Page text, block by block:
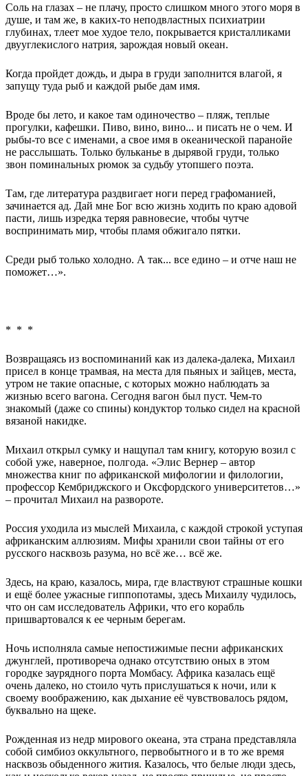
Соль на глазах – не плачу, просто слишком много этого моря в
душе, и там же, в каких-то неподвластных психиатрии
глубинах, тлеет мое худое тело, покрывается кристалликами
двууглекислого натрия, зарождая новый океан.
Когда пройдет дождь, и дыра в груди заполнится влагой, я
запущу туда рыб и каждой рыбе дам имя.
Вроде бы лето, и какое там одиночество – пляж, теплые
прогулки, кафешки. Пиво, вино, вино... и писать не о чем. И
рыбы-то все с именами, а свое имя в океанической паранойе
не расслышать. Только бульканье в дырявой груди, только
звон поминальных рюмок за судьбу утопшего поэта.
Там, где литература раздвигает ноги перед графоманией,
зачинается ад. Дай мне Бог всю жизнь ходить по краю адовой
пасти, лишь изредка теряя равновесие, чтобы чутче
воспринимать мир, чтобы пламя обжигало пятки.
Среди рыб только холодно. А так... все едино – и отче наш не
поможет…».
* * *
Возвращаясь из воспоминаний как из далека-далека, Михаил
присел в конце трамвая, на места для пьяных и зайцев, места,
утром не такие опасные, с которых можно наблюдать за
жизнью всего вагона. Сегодня вагон был пуст. Чем-то
знакомый (даже со спины) кондуктор только сидел на красной
вязаной накидке.
Михаил открыл сумку и нащупал там книгу, которую возил с
собой уже, наверное, полгода. «Элис Вернер – автор
множества книг по африканской мифологии и филологии,
профессор Кембриджского и Оксфордского университетов…»
– прочитал Михаил на развороте.
Россия уходила из мыслей Михаила, с каждой строкой уступая
африканским аллюзиям. Мифы хранили свои тайны от его
русского насквозь разума, но всё же… всё же.
Здесь, на краю, казалось, мира, где властвуют страшные кошки
и ещё более ужасные гиппопотамы, здесь Михаилу чудилось,
что он сам исследователь Африки, что его корабль
пришвартовался к ее черным берегам.
Ночь исполняла самые непостижимые песни африканских
джунглей, противореча однако отсутствию оных в этом
городке заурядного порта Момбасу. Африка казалась ещё
очень далеко, но стоило чуть прислушаться к ночи, или к
своему воображению, как дыхание её чувствовалось рядом,
буквально на щеке.
Рожденная из недр мирового океана, эта страна представляла
собой симбиоз оккультного, первобытного и в то же время
насквозь обыденного жития. Казалось, что белые люди здесь,